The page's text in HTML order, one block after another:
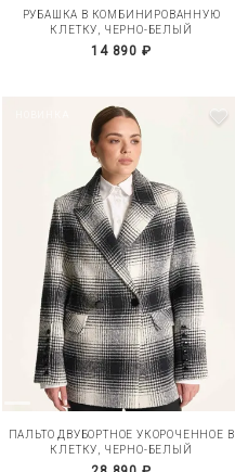
РУБАШКА В КОМБИНИРОВАННУЮ
КЛЕТКУ, ЧЕРНО-БЕЛЫЙ
14 890 ₽
ПАЛЬТО ДВУБОРТНОЕ УКОРОЧЕННОЕ В
КЛЕТКУ, ЧЕРНО-БЕЛЫЙ